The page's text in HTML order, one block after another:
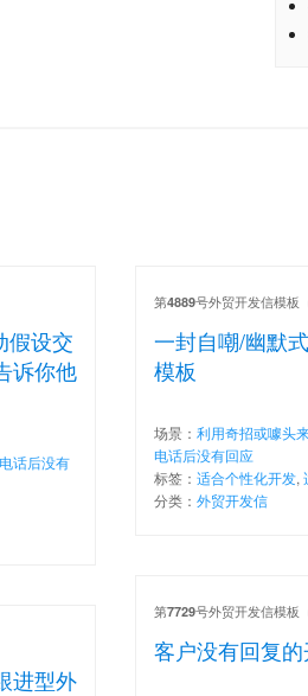
假设交
诉你他
话后没有
一封自嘲/幽默
模板
第4889号外贸开发信模板
场景： 利用奇招或噱头
电话后没有回应
标签： 适合个性化开发,
分类： 外贸开发信
进型外
客户没有回复
第7729号外贸开发信模板